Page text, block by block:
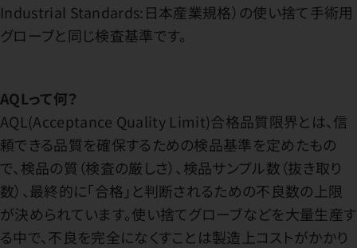
Industrial Standards:日本産業規格）の使い捨て手術用
グローブと同じ検査基準です。
AQLって何？
AQL(Acceptance Quality Limit)合格品質限界とは、信
頼できる品質を確保するための検品基準を定めたもの
で、検品の質（検査の厳しさ）、検品サンプル数（抜き取り
数）、最終的に「合格」と判断されるための不良数の上限
が決められています。使い捨てグローブなどを大量生産す
る中で、不良を完全になくすことは製造上コストがかかり